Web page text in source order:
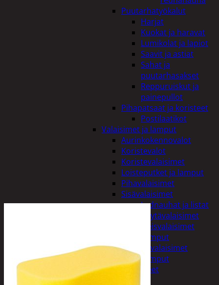
Puutarhatyökalut
Harjat
Kuokat ja haravat
Lumikolat ja lapiot
Saavit ja astiat
Sahat ja
puutarhasakset
Reppuruiskut ja
painepullot
Pihapatsaat ja koristeet
Postilaatikot
Valaisimet ja lamput
Aurinkokennovalot
Koristevalot
Koristevalaisimet
Loisteputket ja lamput
Pihavalaisimet
Sisävalaisimet
Lednauhat ja listat
Pöytävalaisimet
Yleisvalaisimet
Taskulamput
Työmaavalaisimet
Taskulamput
Tarvikkeet